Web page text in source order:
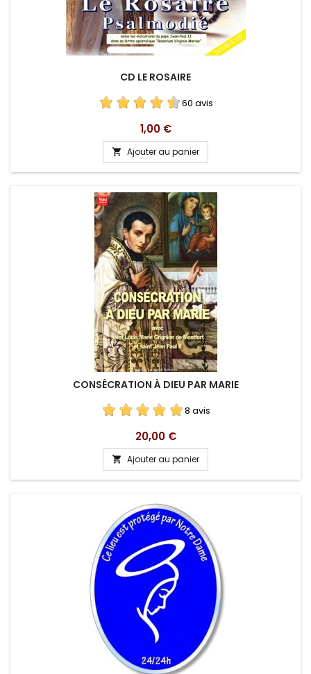
CD LE ROSAIRE
60 avis
Prix
1,00 €
 Ajouter au panier
CONSÉCRATION À DIEU PAR MARIE
8 avis
Prix
20,00 €
 Ajouter au panier